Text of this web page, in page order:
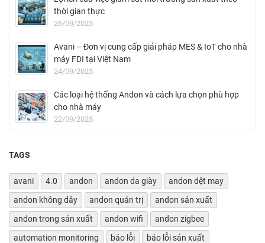
thời gian thực
26/09/2025
Avani – Đơn vị cung cấp giải pháp MES & IoT cho nhà
máy FDI tại Việt Nam
24/09/2025
Các loại hệ thống Andon và cách lựa chọn phù hợp
cho nhà máy
22/09/2025
TAGS
avani 4.0 andon andon da giày
andon dệt may
andon không dây
andon quản trị
andon sản xuất
andon trong sản xuất
andon wifi
andon zigbee
automation monitoring
báo lỗi
báo lỗi sản xuất